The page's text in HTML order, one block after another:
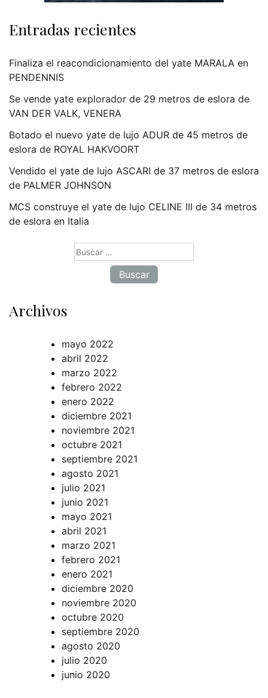
Entradas recientes
Finaliza el reacondicionamiento del yate MARALA en
PENDENNIS
Se vende yate explorador de 29 metros de eslora de
VAN DER VALK, VENERA
Botado el nuevo yate de lujo ADUR de 45 metros de
eslora de ROYAL HAKVOORT
Vendido el yate de lujo ASCARI de 37 metros de eslora
de PALMER JOHNSON
MCS construye el yate de lujo CELINE III de 34 metros
de eslora en Italia
Archivos
mayo 2022
abril 2022
marzo 2022
febrero 2022
enero 2022
diciembre 2021
noviembre 2021
octubre 2021
septiembre 2021
agosto 2021
julio 2021
junio 2021
mayo 2021
abril 2021
marzo 2021
febrero 2021
enero 2021
diciembre 2020
noviembre 2020
octubre 2020
septiembre 2020
agosto 2020
julio 2020
junio 2020